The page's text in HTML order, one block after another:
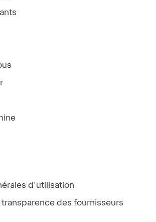
d'utilisation
transparence des fournisseurs